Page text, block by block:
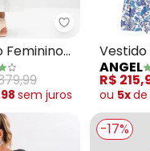
Essendi -
Feminino
sem juros
Vestido
ANGEL
R$
ou 5xde
-17%